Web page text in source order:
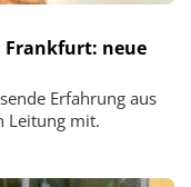
neue
Erfahrung aus
Leitung mit.